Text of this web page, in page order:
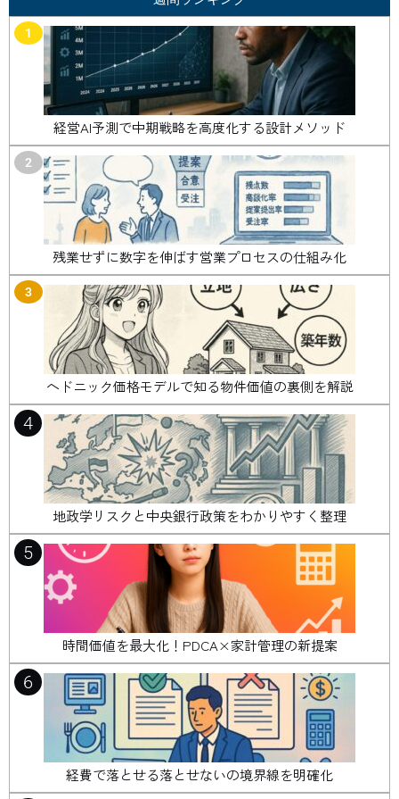
1
経営AI予測で中期戦略を高度化する設計メソッド
2
残業せずに数字を伸ばす営業プロセスの仕組み化
3
ヘドニック価格モデルで知る物件価値の裏側を解説
4
地政学リスクと中央銀行政策をわかりやすく整理
5
時間価値を最大化！PDCA×家計管理の新提案
6
経費で落とせる落とせないの境界線を明確化